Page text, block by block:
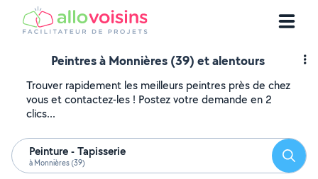
Peintres à Monnières (39) et alentours
Trouver rapidement les meilleurs peintres près de chez
vous et contactez-les ! Postez votre demande en 2
clics...
Peinture - Tapisserie
à Monnières (39)